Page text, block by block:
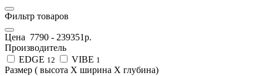
Фильтр товаров
Цена 7790 - 239351р.
Производитель
EDGE 12 VIBE 1
Размер ( высота Х ширина Х глубина)